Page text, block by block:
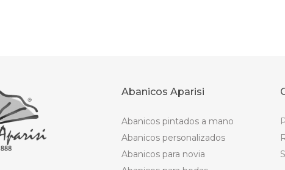
Abanicos Aparisi
Abanicos pintados a mano
Abanicos personalizados
Abanicos para novia